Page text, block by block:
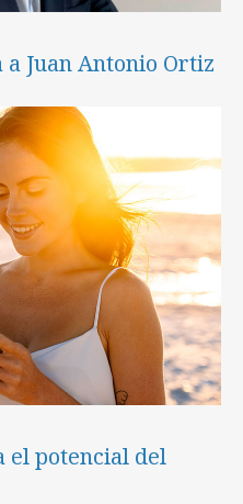
Juan Antonio Ortiz
el potencial del